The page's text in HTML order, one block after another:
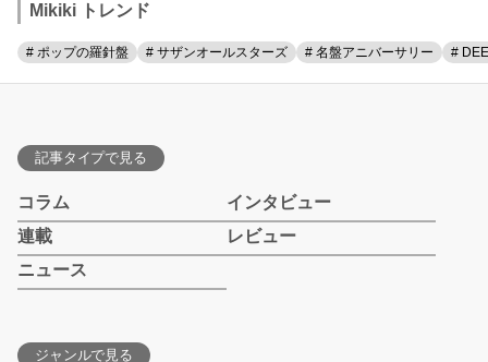
Mikiki トレンド
# ポップの羅針盤 # サザンオールスターズ # 名盤アニバーサリー #
記事タイプで見る
コラム
インタビュー
連載
レビュー
ニュース
ジャンルで見る